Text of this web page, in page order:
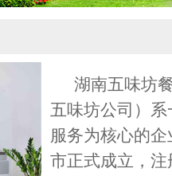
湖南五味坊餐
五味坊公司）
服务为核心的
市正式成立，